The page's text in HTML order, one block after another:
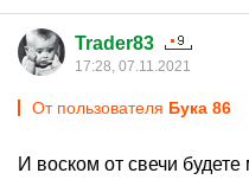
Trader83
17:28, 07.11.2021
От пользователя Бука 86
И воском от свечи